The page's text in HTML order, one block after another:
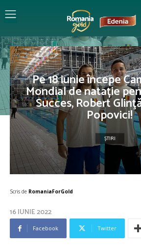
Pe 18 iunie începe
Mondial de natație
Succes, Robert
Popovici!
ȘTIRI
Scris de RomaniaForGold
16 IUNIE 2022
Facebook Twitter